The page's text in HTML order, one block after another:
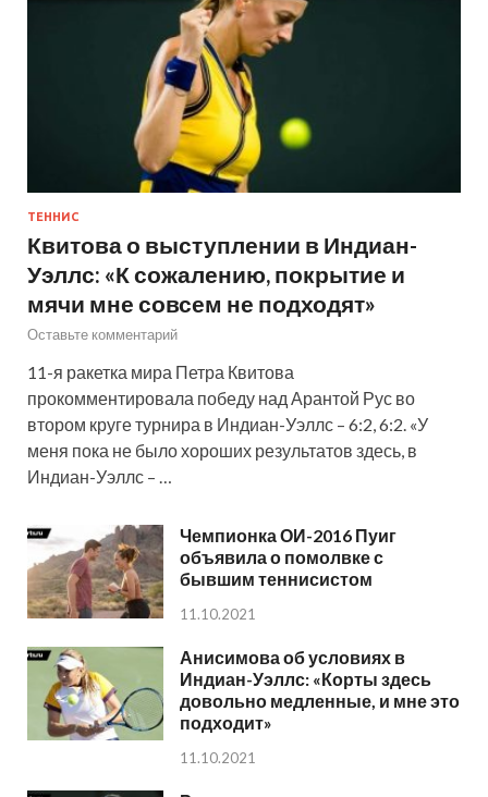
ТЕННИС
Квитова о выступлении в Индиан-
Уэллс: «К сожалению, покрытие и
мячи мне совсем не подходят»
Оставьте комментарий
11-я ракетка мира Петра Квитова
прокомментировала победу над Арантой Рус во
втором круге турнира в Индиан-Уэллс – 6:2, 6:2. «У
меня пока не было хороших результатов здесь, в
Индиан-Уэллс – …
Чемпионка ОИ-2016 Пуиг
объявила о помолвке с
бывшим теннисистом
11.10.2021
Анисимова об условиях в
Индиан-Уэллс: «Корты здесь
довольно медленные, и мне это
подходит»
11.10.2021